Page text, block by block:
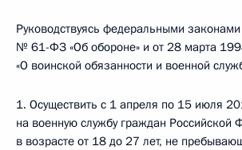
Руководствуясь федеральными
№ 61-ФЗ «Об обороне» и от 28 марта
«О воинской обязанности и военной
1. Осуществить с 1 апреля по 15 июля
на военную службу граждан Российской
в возрасте от 18 до 27 лет, не